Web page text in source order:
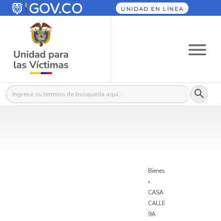
UNIDAD EN LÍNEA
Buscar: Botón
Bienes
»
CASA
CALLE
9A